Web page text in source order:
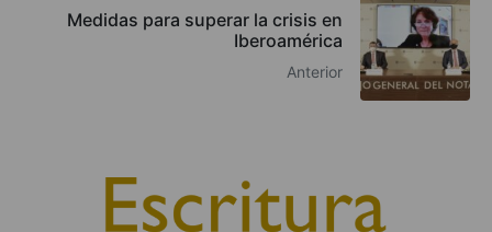
Medidas para superar la crisis en
Iberoamérica
Anterior